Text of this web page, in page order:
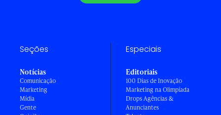
Seções
Notícias
Comunicação
Marketing
Mídia
Gente
Especiais
Editoriais
100 Dias de Inovação
Marketing na Olimpíada
Drops Agências &
Anunciantes